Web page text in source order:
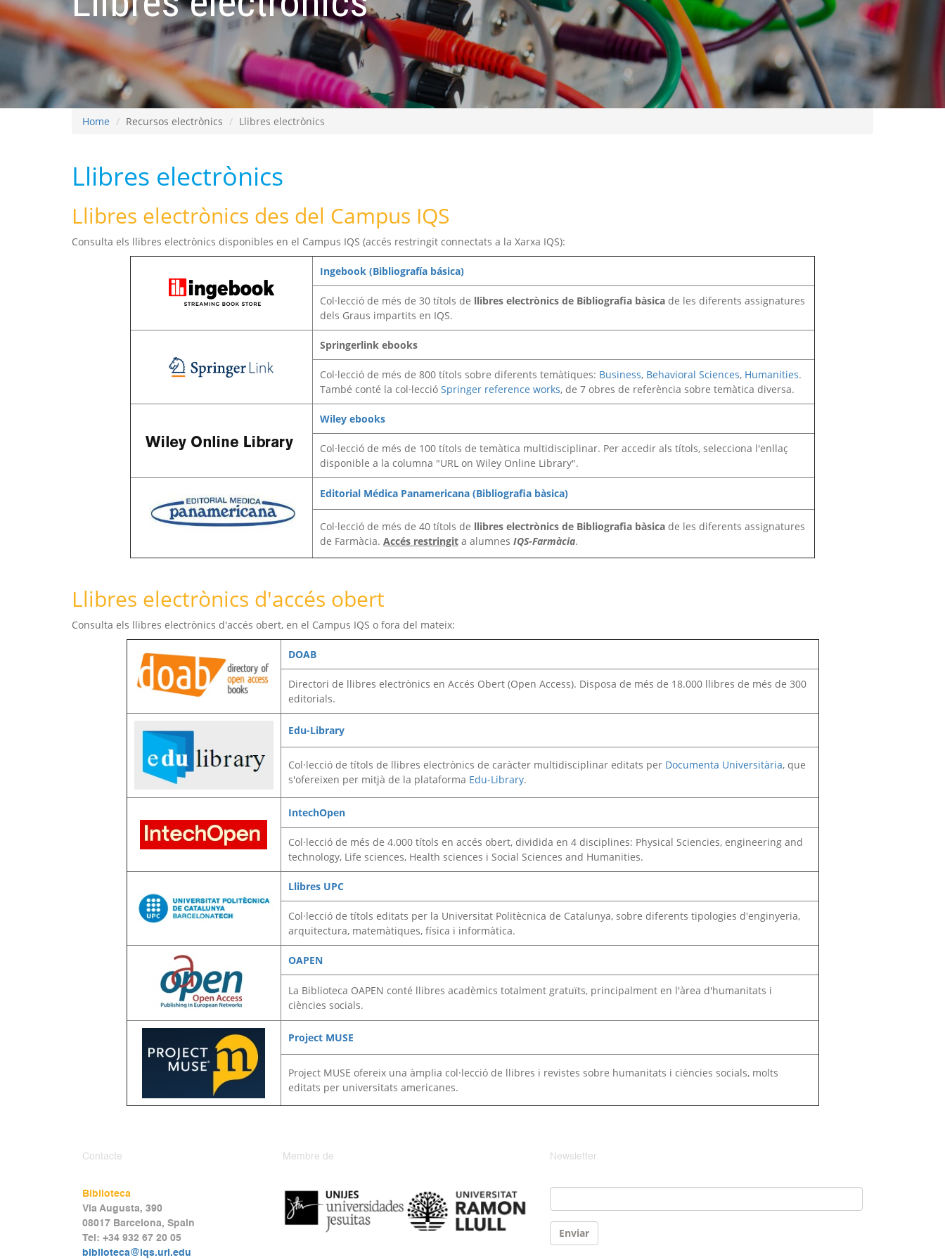
Home Recursos electrònics Llibres electrònics
Llibres electrònics
Llibres electrònics des del Campus IQS
Consulta els llibres electrònics disponibles en el Campus IQS (accés restringit connectats a la Xarxa IQS):
Ingebook (Bibliografía básica)
Col·lecció de més de 30 títols de llibres electrònics de Bibliografia bàsica de les diferents assignatures
dels Graus impartits en IQS.
Springerlink ebooks
Col·lecció de més de 800 títols sobre diferents temàtiques: Business, Behavioral Sciences, Humanities.
També conté la col·lecció Springer reference works, de 7 obres de referència sobre temàtica diversa.
Wiley ebooks
Col·lecció de més de 100 títols de temàtica multidisciplinar. Per accedir als títols, selecciona l'enllaç
disponible a la columna "URL on Wiley Online Library".
Editorial Médica Panamericana (Bibliografia bàsica)
Col·lecció de més de 40 títols de llibres electrònics de Bibliografia bàsica de les diferents assignatures
de Farmàcia. Accés restringit a alumnes IQS-Farmàcia.
Llibres electrònics d'accés obert
Consulta els llibres electrònics d'accés obert, en el Campus IQS o fora del mateix:
DOAB
Directori de llibres electrònics en Accés Obert (Open Access). Disposa de més de 18.000 llibres de més de 300
editorials.
Edu-Library
Col·lecció de títols de llibres electrònics de caràcter multidisciplinar editats per Documenta Universitària, que
s'ofereixen per mitjà de la plataforma Edu-Library.
IntechOpen
Col·lecció de més de 4.000 títols en accés obert, dividida en 4 disciplines: Physical Sciencies, engineering and
technology, Life sciences, Health sciences i Social Sciences and Humanities.
Llibres UPC
Col·lecció de títols editats per la Universitat Politècnica de Catalunya, sobre diferents tipologies d'enginyeria,
arquitectura, matemàtiques, física i informàtica.
OAPEN
La Biblioteca OAPEN conté llibres acadèmics totalment gratuïts, principalment en l'àrea d'humanitats i
ciències socials.
Project MUSE
Project MUSE ofereix una àmplia col·lecció de llibres i revistes sobre humanitats i ciències socials, molts
editats per universitats americanes.
Contacte
Biblioteca
Via Augusta, 390
08017 Barcelona, Spain
Tel: +34 932 67 20 05
biblioteca@iqs.url.edu
Membre de Newsletter
Email
Enviar